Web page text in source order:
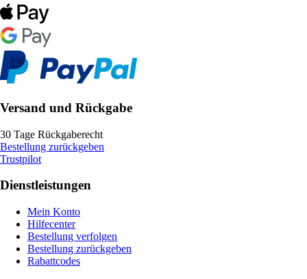
Versand und Rückgabe
30 Tage Rückgaberecht
Bestellung zurückgeben
Trustpilot
Dienstleistungen
Mein Konto
Hilfecenter
Bestellung verfolgen
Bestellung zurückgeben
Rabattcodes